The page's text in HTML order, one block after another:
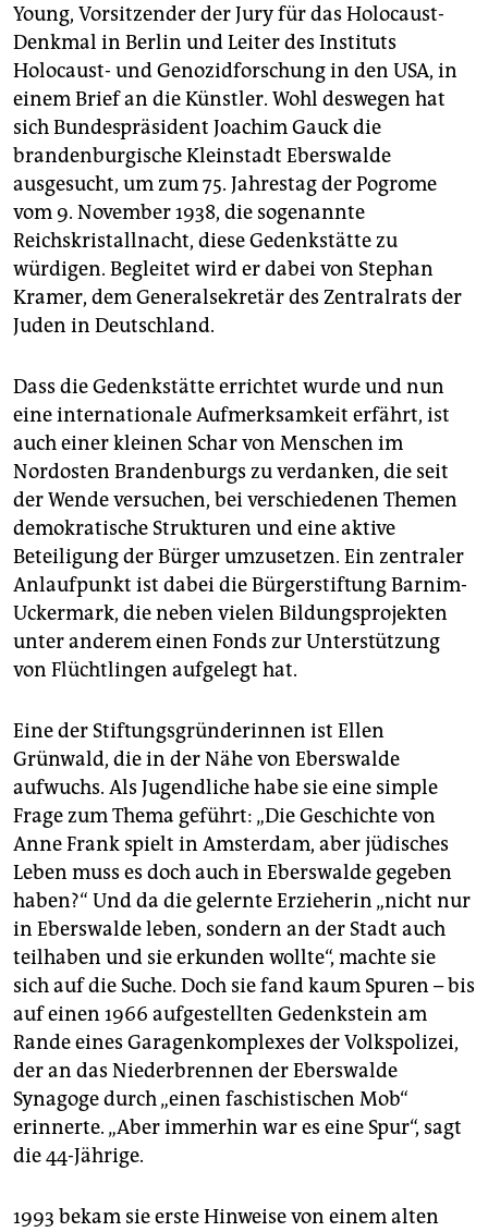
Young, Vorsitzender der Jury für das Holocaust-
Denkmal in Berlin und Leiter des Instituts
Holocaust- und Genozidforschung in den USA, in
einem Brief an die Künstler. Wohl deswegen hat
sich Bundespräsident Joachim Gauck die
brandenburgische Kleinstadt Eberswalde
ausgesucht, um zum 75. Jahrestag der Pogrome
vom 9. November 1938, die sogenannte
Reichskristallnacht, diese Gedenkstätte zu
würdigen. Begleitet wird er dabei von Stephan
Kramer, dem Generalsekretär des Zentralrats der
Juden in Deutschland.
Dass die Gedenkstätte errichtet wurde und nun
eine internationale Aufmerksamkeit erfährt, ist
auch einer kleinen Schar von Menschen im
Nordosten Brandenburgs zu verdanken, die seit
der Wende versuchen, bei verschiedenen Themen
demokratische Strukturen und eine aktive
Beteiligung der Bürger umzusetzen. Ein zentraler
Anlaufpunkt ist dabei die Bürgerstiftung Barnim-
Uckermark, die neben vielen Bildungsprojekten
unter anderem einen Fonds zur Unterstützung
von Flüchtlingen aufgelegt hat.
Eine der Stiftungsgründerinnen ist Ellen
Grünwald, die in der Nähe von Eberswalde
aufwuchs. Als Jugendliche habe sie eine simple
Frage zum Thema geführt: „Die Geschichte von
Anne Frank spielt in Amsterdam, aber jüdisches
Leben muss es doch auch in Eberswalde gegeben
haben?“ Und da die gelernte Erzieherin „nicht nur
in Eberswalde leben, sondern an der Stadt auch
teilhaben und sie erkunden wollte“, machte sie
sich auf die Suche. Doch sie fand kaum Spuren – bis
auf einen 1966 aufgestellten Gedenkstein am
Rande eines Garagenkomplexes der Volkspolizei,
der an das Niederbrennen der Eberswalde
Synagoge durch „einen faschistischen Mob“
erinnerte. „Aber immerhin war es eine Spur“, sagt
die 44-Jährige.
1993 bekam sie erste Hinweise von einem alten